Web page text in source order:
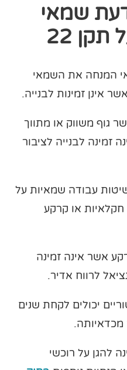
שמאי
22
שמאי המנחה את השמאי
אינן זמינות לבנייה.
נעשה כאשר גוף משווק או מתווך
לבנייה לציבור
עבודה שמאיות על
חקלאיות או קרקע
אשר אינה זמינה
לרווח אדיר.
יכולים לקחת שנים
הינה להגן על רוכשי